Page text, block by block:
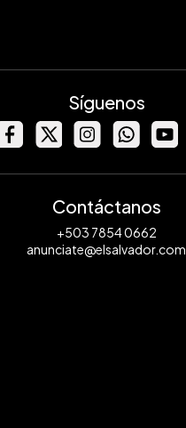
Síguenos
Contáctanos
+503 7854 0662
anunciate@elsalvador.com